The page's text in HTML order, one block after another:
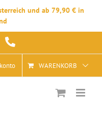
und ab 79,90 € in
WARENKORB